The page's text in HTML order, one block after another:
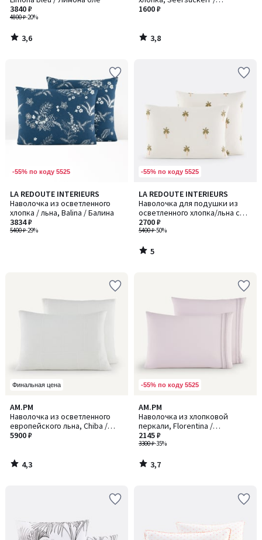
4800 ₽-20%
3840 ₽
3,6
/
Сирсакер
1600 ₽
3,8
/
-55% по коду 5525
LA REDOUTE INTERIEURS
Наволочка из осветленного
хлопка / льна, Balina / Балина
5400 ₽-29%
3834 ₽
-55% по коду 5525
LA REDOUTE INTERIEURS
Наволочка для подушки из
осветленного хлопка/льна с
вышивкой, Ravenel / Ревенел
5400 ₽-50%
2700 ₽
5
/
5
5
/
Финальная цена
AM.PM
Наволочка из осветленного
европейского льна, Chiba /
Шиба
5900 ₽
4,3
/ 5
4,3
/
-55% по коду 5525
AM.PM
Наволочка из хлопковой
перкали, Florentina /
Флорентина
3300 ₽-35%
2145 ₽
3,7
/ 5
3,7
/